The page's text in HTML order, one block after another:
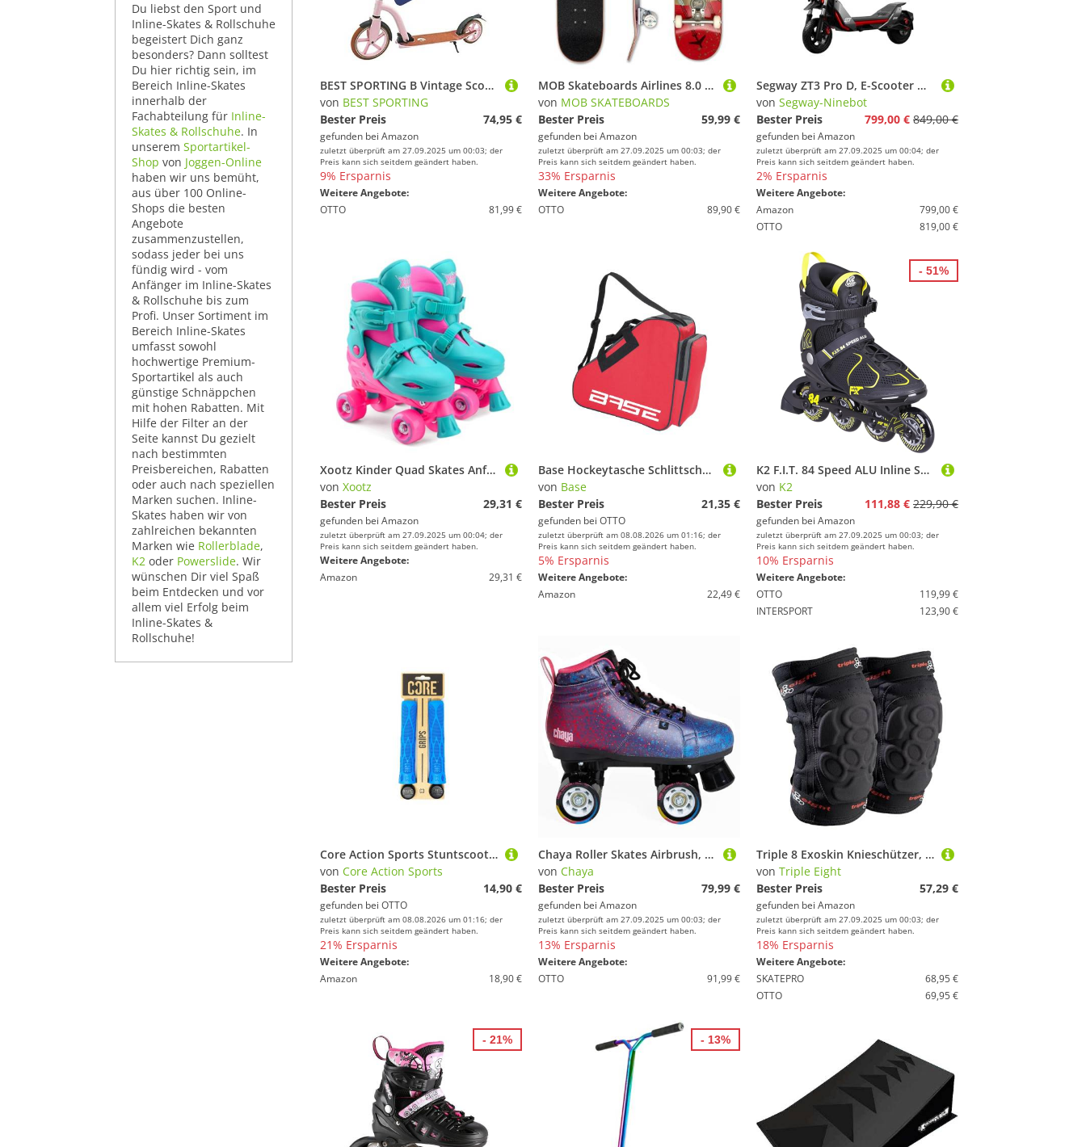
Du liebst den Sport und
Inline-Skates & Rollschuhe
begeistert Dich ganz
besonders? Dann solltest
Du hier richtig sein, im
Bereich Inline-Skates
innerhalb der
Fachabteilung für Inline-
Skates & Rollschuhe. In
unserem Sportartikel-
Shop von Joggen-Online
haben wir uns bemüht,
aus über 100 Online-
Shops die besten
Angebote
zusammenzustellen,
sodass jeder bei uns
fündig wird - vom
Anfänger im Inline-Skates
& Rollschuhe bis zum
Profi. Unser Sortiment im
Bereich Inline-Skates
umfasst sowohl
hochwertige Premium-
Sportartikel als auch
günstige Schnäppchen
mit hohen Rabatten. Mit
Hilfe der Filter an der
Seite kannst Du gezielt
nach bestimmten
Preisbereichen, Rabatten
oder auch nach speziellen
Marken suchen. Inline-
Skates haben wir von
zahlreichen bekannten
Marken wie Rollerblade,
K2 oder Powerslide. Wir
wünschen Dir viel Spaß
beim Entdecken und vor
allem viel Erfolg beim
Inline-Skates &
Rollschuhe!
BEST SPORTING B Vintage Scooter Kinder & Erwachsene in pink I Kinder-Roller mit 230er Rolle I hochwertiger Cityroller I Scooter-Roller für bis zu 100 kg I Tretroller Erwachsene klappbar
von BEST SPORTING
Bester Preis
74,95 €
gefunden bei Amazon
zuletzt überprüft am 27.09.2025 um 00:03; der
Preis kann sich seitdem geändert haben.
9% Ersparnis
Weitere Angebote:
OTTO
81,99 €
MOB Skateboards Airlines 8.0 - Komplettboard 31 x 8 Zoll - Holzboard aus 7 Schichten Ahornholz - fertig montiert - Skateboard für Jugendliche, Erwachsene, Anfänger und Profis
von MOB SKATEBOARDS
Bester Preis
59,99 €
gefunden bei Amazon
zuletzt überprüft am 27.09.2025 um 00:03; der
Preis kann sich seitdem geändert haben.
33% Ersparnis
Weitere Angebote:
OTTO
89,90 €
Segway ZT3 Pro D, E-Scooter mit Straßenzulassung, 70 km Eco- Reichweite, 56km Reichweite bei 20km/h, Vollfederung, 120 kg Tragfähigkeit, 25% Steigung, Apple FindMy,Offroad-Reifen, wasserfest, Ninebot
von Segway-Ninebot
Bester Preis
799,00 € 849,00 €
gefunden bei Amazon
zuletzt überprüft am 27.09.2025 um 00:04; der
Preis kann sich seitdem geändert haben.
2% Ersparnis
Weitere Angebote:
Amazon
799,00 €
OTTO
819,00 €
Xootz Kinder Quad Skates Anfänger Verstellbare Rollschuhe Mädchen Rosa
von Xootz
Bester Preis
29,31 €
gefunden bei Amazon
zuletzt überprüft am 27.09.2025 um 00:04; der
Preis kann sich seitdem geändert haben.
Weitere Angebote:
Amazon
29,31 €
Base Hockeytasche Schlittschuhtasche BASE
von Base
Bester Preis
21,35 €
gefunden bei OTTO
zuletzt überprüft am 08.08.2026 um 01:16; der
Preis kann sich seitdem geändert haben.
5% Ersparnis
Weitere Angebote:
Amazon
22,49 €
K2 F.I.T. 84 Speed ALU Inline Skate Black/Yellow, 44.5
von K2
Bester Preis
111,88 € 229,90 €
gefunden bei Amazon
zuletzt überprüft am 27.09.2025 um 00:03; der
Preis kann sich seitdem geändert haben.
10% Ersparnis
Weitere Angebote:
OTTO
119,99 €
INTERSPORT
123,90 €
- 51%
Core Action Sports Stuntscooter Core Pro Stunt-Scooter Griffe soft 170mm blau
von Core Action Sports
Bester Preis
14,90 €
gefunden bei OTTO
zuletzt überprüft am 08.08.2026 um 01:16; der
Preis kann sich seitdem geändert haben.
21% Ersparnis
Weitere Angebote:
Amazon
18,90 €
Chaya Roller Skates Airbrush, Unisex für Herren und Damen in Blau, 59mm/78A Rollen, ABEC 7 Kugellager, Art. nr.: 810671
von Chaya
Bester Preis
79,99 €
gefunden bei Amazon
zuletzt überprüft am 27.09.2025 um 00:03; der
Preis kann sich seitdem geändert haben.
13% Ersparnis
Weitere Angebote:
OTTO
91,99 €
Triple 8 Exoskin Knieschützer, Schwarz, M, 1361000006
von Triple Eight
Bester Preis
57,29 €
gefunden bei Amazon
zuletzt überprüft am 27.09.2025 um 00:03; der
Preis kann sich seitdem geändert haben.
18% Ersparnis
Weitere Angebote:
SKATEPRO
68,95 €
OTTO
69,95 €
- 21% - 13%